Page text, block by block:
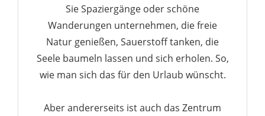
Sie Spaziergänge oder schöne
Wanderungen unternehmen, die freie
Natur genießen, Sauerstoff tanken, die
Seele baumeln lassen und sich erholen. So,
wie man sich das für den Urlaub wünscht.
Aber andererseits ist auch das Zentrum